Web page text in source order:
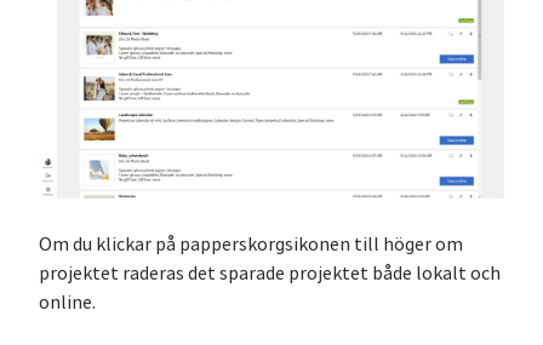
Om du klickar på papperskorgsikonen till höger om
projektet raderas det sparade projektet både lokalt och
online.